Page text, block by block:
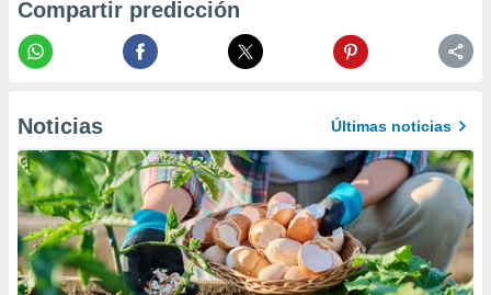
momento
en
en
de
Compartir predicción
Noticias Últimas noticias